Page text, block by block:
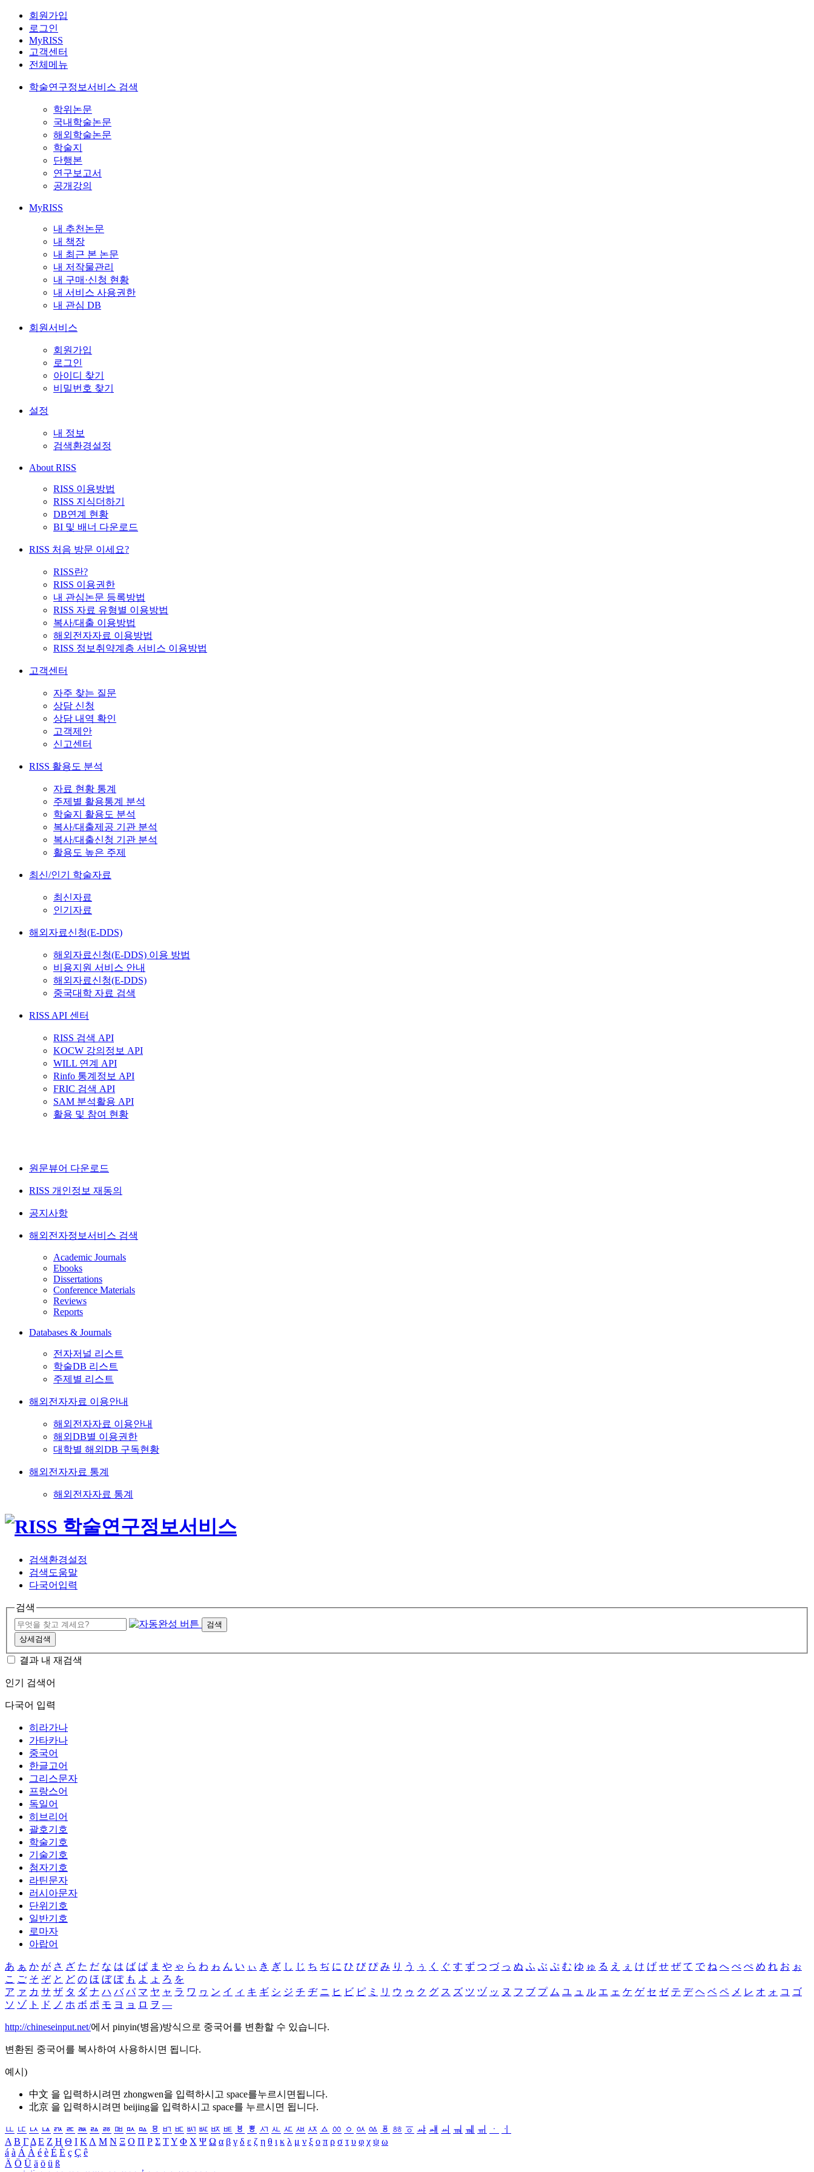
회원가입
로그인
MyRISS
고객센터
전체메뉴
학술연구정보서비스 검색
학위논문
국내학술논문
해외학술논문
학술지
단행본
연구보고서
공개강의
MyRISS
내 추천논문
내 책장
내 최근 본 논문
내 저작물관리
내 구매·신청 현황
내 서비스 사용권한
내 관심 DB
회원서비스
회원가입
로그인
아이디 찾기
비밀번호 찾기
설정
내 정보
검색환경설정
About RISS
RISS 이용방법
RISS 지식더하기
DB연계 현황
BI 및 배너 다운로드
RISS 처음 방문 이세요?
RISS란?
RISS 이용권한
내 관심논문 등록방법
RISS 자료 유형별 이용방법
복사/대출 이용방법
해외전자자료 이용방법
RISS 정보취약계층 서비스 이용방법
고객센터
자주 찾는 질문
상담 신청
상담 내역 확인
고객제안
신고센터
RISS 활용도 분석
자료 현황 통계
주제별 활용통계 분석
학술지 활용도 분석
복사/대출제공 기관 분석
복사/대출신청 기관 분석
활용도 높은 주제
최신/인기 학술자료
최신자료
인기자료
해외자료신청(E-DDS)
해외자료신청(E-DDS) 이용 방법
비용지원 서비스 안내
해외자료신청(E-DDS)
중국대학 자료 검색
RISS API 센터
RISS 검색 API
KOCW 강의정보 API
WILL 연계 API
Rinfo 통계정보 API
FRIC 검색 API
SAM 분석활용 API
활용 및 참여 현황
원문뷰어 다운로드
RISS 개인정보 재동의
공지사항
해외전자정보서비스 검색
Academic Journals
Ebooks
Dissertations
Conference Materials
Reviews
Reports
Databases & Journals
전자저널 리스트
학술DB 리스트
주제별 리스트
해외전자자료 이용안내
해외전자자료 이용안내
해외DB별 이용권한
대학별 해외DB 구독현황
해외전자자료 통계
해외전자자료 통계
검색환경설정
검색도움말
다국어입력
검색
검색
상세검색
결과 내 재검색
인기 검색어
다국어 입력
히라가나
가타카나
중국어
한글고어
그리스문자
프랑스어
독일어
히브리어
괄호기호
학술기호
기술기호
첨자기호
라틴문자
러시아문자
단위기호
일반기호
로마자
아랍어
あ ぁ か が さ ざ た だ な は ば ぱ ま や ゃ ら わ ゎ ん い ぃ き ぎ し じ ち ぢ に ひ び ぴ み り う ぅ く ぐ す ず つ づ っ ぬ ふ ぶ ぷ む ゆ ゅ る え ぇ け げ せ ぜ て で ね へ べ ぺ め れ お ぉ
こ ご そ ぞ と ど の ほ ぼ ぽ も よ ょ ろ を
ア ァ カ サ ザ タ ダ ナ ハ バ パ マ ヤ ャ ラ ワ ヮ ン イ ィ キ ギ シ ジ チ ヂ ニ ヒ ビ ピ ミ リ ウ ゥ ク グ ス ズ ツ ヅ ッ ヌ フ ブ プ ム ユ ュ ル エ ェ ケ ゲ セ ゼ テ デ ヘ ベ ペ メ レ オ ォ コ ゴ
ソ ゾ ト ド ノ ホ ボ ポ モ ヨ ョ ロ ヲ ―
http://chineseinput.net/에서 pinyin(병음)방식으로 중국어를 변환할 수 있습니다.
변환된 중국어를 복사하여 사용하시면 됩니다.
예시)
中文 을 입력하시려면 zhongwen을 입력하시고 space를누르시면됩니다.
北京 을 입력하시려면 beijing을 입력하시고 space를 누르시면 됩니다.
ㅥ ㅦ ㅧ ㅨ ㅩ ㅪ ㅫ ㅬ ㅭ ㅮ ㅯ ㅰ ㅱ ㅲ ㅳ ㅴ ㅵ ㅶ ㅷ ㅸ ㅹ ㅺ ㅻ ㅼ ㅽ ㅾ ㅿ ㆀ ㆁ ㆂ ㆃ ㆄ ㆅ ㆆ ㆇ ㆈ ㆉ ㆊ ㆋ ㆌ ㆍ
ㆎ
Α Β ΓΔ Ε Ζ Η Θ Ι ΚΛ Μ Ν Ξ Ο Π Ρ Σ ΤΥ Φ Χ Ψ Ω α β γ δ ε ζ η θ ι κ λ μ ν ξ ο π ρ σ τ υ φ χ ψ ω
á à Á À é è É È ç Ç ê
Ä Ö Ü ä ö ü ß